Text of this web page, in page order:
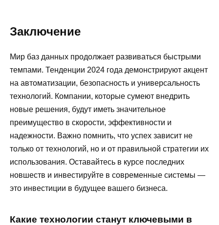
Заключение
Мир баз данных продолжает развиваться быстрыми
темпами. Тенденции 2024 года демонстрируют акцент
на автоматизации, безопасность и универсальность
технологий. Компании, которые сумеют внедрить
новые решения, будут иметь значительное
преимущество в скорости, эффективности и
надежности. Важно помнить, что успех зависит не
только от технологий, но и от правильной стратегии их
использования. Оставайтесь в курсе последних
новшеств и инвестируйте в современные системы —
это инвестиции в будущее вашего бизнеса.
Какие технологии станут ключевыми в